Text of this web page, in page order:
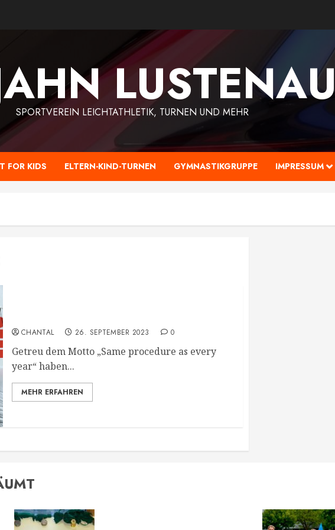
SPORTVEREIN LEICHTATHLETIK, TURNEN UND MEHR
FOR KIDS ELTERN-KIND-TURNEN GYMNASTIKGRUPPE IMPRESSUM
CHANTAL 26. SEPTEMBER 2023 0
Getreu dem Motto „Same procedure as every
year“ haben...
MEHR ERFAHREN